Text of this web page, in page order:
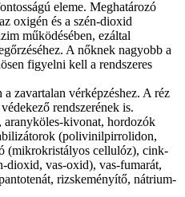
eleme. Meghatározó
oxigén és a szén-dioxid
működésében, ezáltal
A nőknek nagyobb a
figyelni kell a rendszeres
zavartalan vérképzéshez. A réz
rendszerének is.
aranyköles-kivonat, hordozók
(polivinilpirrolidon,
(mikrokristályos cellulóz), cink-
dioxid, vas-oxid), vas-fumarát,
rizskeményítő, nátrium-